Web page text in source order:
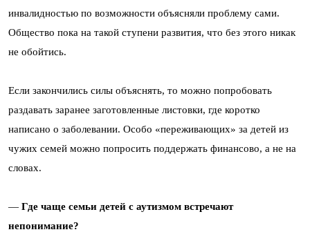
инвалидностью по возможности объясняли проблему сами.
Общество пока на такой ступени развития, что без этого никак
не обойтись.
Если закончились силы объяснять, то можно попробовать
раздавать заранее заготовленные листовки, где коротко
написано о заболевании. Особо «переживающих» за детей из
чужих семей можно попросить поддержать финансово, а не на
словах.
— Где чаще семьи детей с аутизмом встречают
непонимание?